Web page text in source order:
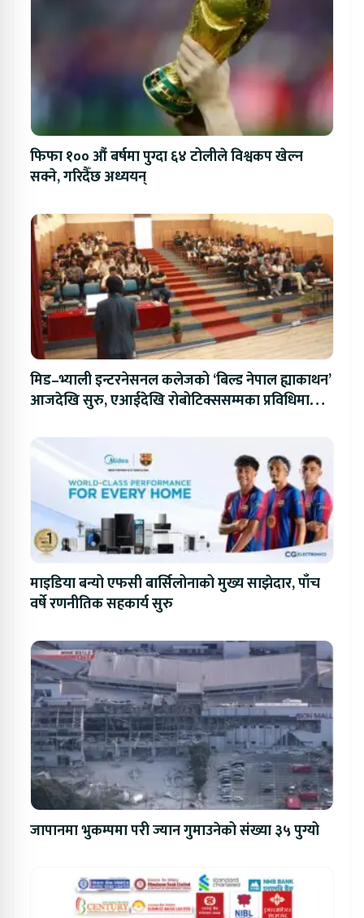
फिफा १०० औं बर्षमा पुग्दा ६४ टोलीले विश्वकप खेल्न
सक्ने, गरिदैँछ अध्ययन्
मिड–भ्याली इन्टरनेसनल कलेजको ‘बिल्ड नेपाल ह्याकाथन’
आजदेखि सुरु, एआईदेखि रोबोटिक्ससम्मका प्रविधिमा
माइडिया बन्यो एफसी बार्सिलोनाको मुख्य साझेदार, पाँच
वर्षे रणनीतिक सहकार्य सुरु
जापानमा भुकम्पमा परी ज्यान गुमाउनेको संख्या ३५ पुग्यो